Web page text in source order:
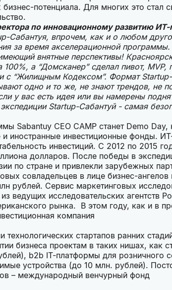
потенциала. Для многих это стал
по инновационному развитию ИТ-
Сабантуя, впрочем, как и о любом
за время акселерационной
внятные перспективы!
а “Домсканер” сделал пивот, MVP,
с “Жилищным Кодексом”. Формат
одно и то же, не знают трендов, не
у вас есть идея или вы намерены
Startup-Сабантуй - самая
Sabantuy CEO CAMP станет Demo
иностранные инвестиционные фонды.
инвестиций. С 2012 по 2015
долларов. После победы в
по стране и привлекли зарубежных
совладельцев в лице бизнес-ангелов
рублей. Сервис маркетинговых
ведущих исследовательских агентств
рынка. В этом году, как и в
компания
стартапов ранних
бизнеса проектам в таких нишах, как
b2b IT-платформы для розничного
устройства (до 10 млн. рублей).
– международный венчурный фонд